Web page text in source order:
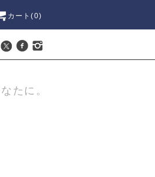
カート(0)
たに。